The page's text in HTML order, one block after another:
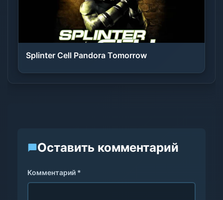
Splinter Cell Pandora Tomorrow
Оставить комментарий
Комментарий *